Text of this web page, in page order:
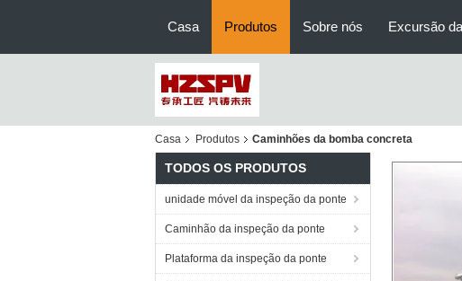
Casa Produtos Sobre nós Excursão
Casa Produtos Caminhões da bomba concreta
TODOS OS PRODUTOS
unidade móvel da inspeção da ponte
Caminhão da inspeção da ponte
Plataforma da inspeção da ponte